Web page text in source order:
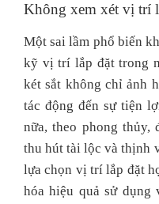
Không xem xét vị trí
Một sai lầm phổ biến
kỹ vị trí lắp đặt trong
két sắt không chỉ ảnh
tác động đến sự tiện
nữa, theo phong thủy,
thu hút tài lộc và thịnh
lựa chọn vị trí lắp đặt
hóa hiệu quả sử dụng